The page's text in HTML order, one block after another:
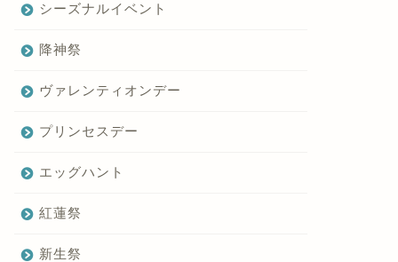
シーズナルイベント
降神祭
ヴァレンティオンデー
プリンセスデー
エッグハント
紅蓮祭
新生祭